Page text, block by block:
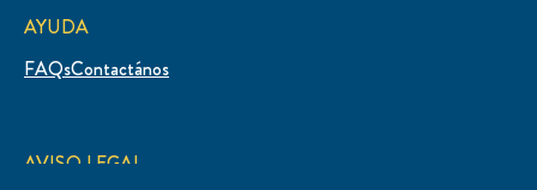
AYUDA
FAQsContactános
AVISO LEGAL